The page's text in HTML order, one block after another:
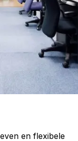
en flexibele